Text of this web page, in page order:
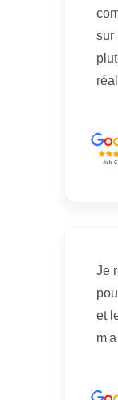
sur
Je
et